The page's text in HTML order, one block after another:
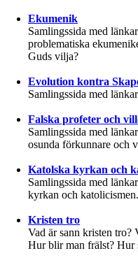
Ekumenik
Samlingssida med
problematiska
Guds vilja?
Evolution kontra
Samlingssida med
Falska profeter och
Samlingssida med
osunda förkunnare och
Katolska kyrkan och
Samlingssida med
kyrkan och katolicismen.
Kristen tro
Vad är sann kristen tro?
Hur blir man frälst? Hur